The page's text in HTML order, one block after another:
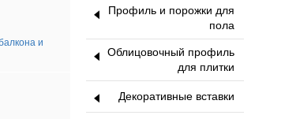
Профиль и порожки для
пола
Облицовочный профиль
для плитки
Декоративные вставки
и